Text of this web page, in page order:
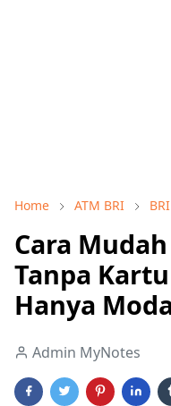
Home ATM BRI BRI
Cara
Tanpa
Hanya
Admin MyNotes